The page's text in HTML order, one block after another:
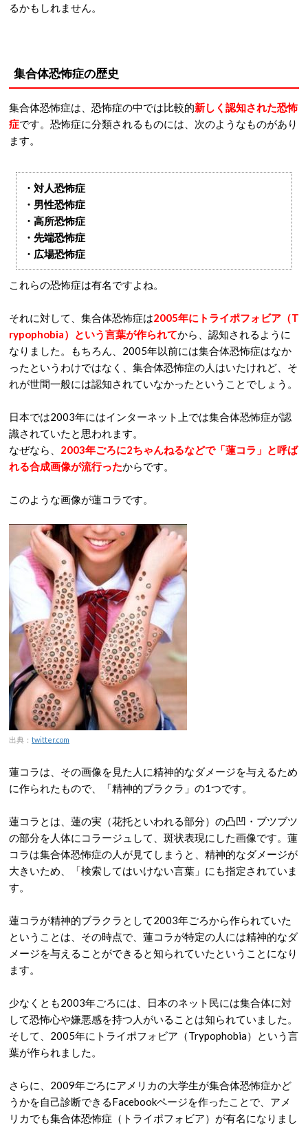
るかもしれません。
集合体恐怖症の歴史
集合体恐怖症は、恐怖症の中では比較的新しく認知された恐怖
症です。恐怖症に分類されるものには、次のようなものがあり
ます。
・対人恐怖症
・男性恐怖症
・高所恐怖症
・先端恐怖症
・広場恐怖症
これらの恐怖症は有名ですよね。
それに対して、集合体恐怖症は2005年にトライポフォビア（T
rypophobia）という言葉が作られてから、認知されるように
なりました。もちろん、2005年以前には集合体恐怖症はなか
ったというわけではなく、集合体恐怖症の人はいたけれど、そ
れが世間一般には認知されていなかったということでしょう。
日本では2003年にはインターネット上では集合体恐怖症が認
識されていたと思われます。
なぜなら、 2003年ごろに2ちゃんねるなどで「蓮コラ」と呼ば
れる合成画像が流行ったからです。
このような画像が蓮コラです。
出典： twitter.com
蓮コラは、その画像を見た人に精神的なダメージを与えるため
に作られたもので、「精神的ブラクラ」の1つです。
蓮コラとは、蓮の実（花托といわれる部分）の凸凹・ブツブツ
の部分を人体にコラージュして、斑状表現にした画像です。蓮
コラは集合体恐怖症の人が見てしまうと、精神的なダメージが
大きいため、「検索してはいけない言葉」にも指定されていま
す。
蓮コラが精神的ブラクラとして2003年ごろから作られていた
ということは、その時点で、蓮コラが特定の人には精神的なダ
メージを与えることができると知られていたということになり
ます。
少なくとも2003年ごろには、日本のネット民には集合体に対
して恐怖心や嫌悪感を持つ人がいることは知られていました。
そして、2005年にトライポフォビア（Trypophobia）という言
葉が作られました。
さらに、2009年ごろにアメリカの大学生が集合体恐怖症かど
うかを自己診断できるFacebookページを作ったことで、アメ
リカでも集合体恐怖症（トライポフォビア）が有名になりまし